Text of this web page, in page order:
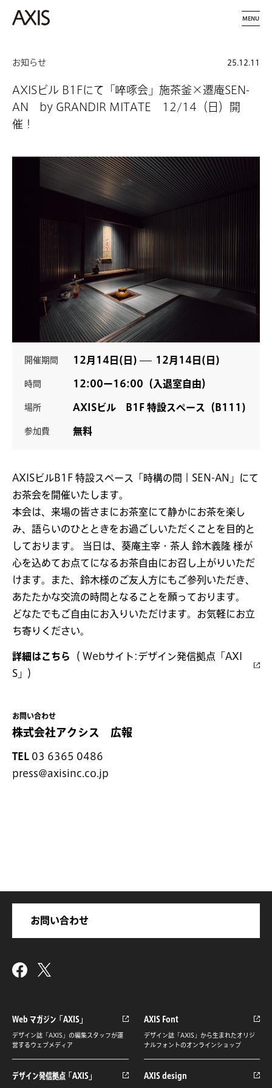
MENU
お知らせ
AXISビル B1Fにて「啐啄会」施茶釜×遷庵SEN-
AN by GRANDIR MITATE 12/14（日）開
催！
25.12.11
開催期間 12月14日(日) 12月14日(日)
時間 12:00ー16:00（入退室自由）
場所 AXISビル B1F 特設スペース（B111)
参加費 無料
AXISビルB1F 特設スペース「時構の間｜SEN-AN」にて
お茶会を開催いたします。
本会は、来場の皆さまにお茶室にて静かにお茶を楽し
み、語らいのひとときをお過ごしいただくことを目的と
しております。 当日は、葵庵主宰・茶人 鈴木義隆 様が
心を込めてお点てになるお茶自由にお召し上がりいただ
けます。また、鈴木様のご友人方にもご参列いただき、
あたたかな交流の時間となることを願っております。
どなたでもご自由にお入りいただけます。お気軽にお立
ち寄りください。
詳細はこちら
（ Webサイト:デザイン発信拠点「AXI
S」）
お問い合わせ
株式会社アクシス 広報
TEL 03 6365 0486
press@axisinc.co.jp
お問い合わせ
Web マガジン「AXIS」
デザイン誌「AXIS」の編集スタッフが運
営するウェブメディア
AXIS Font
デザイン誌「AXIS」から生まれたオリジ
ナルフォントのオンラインショップ
デザイン発信拠点「AXIS」 AXIS design